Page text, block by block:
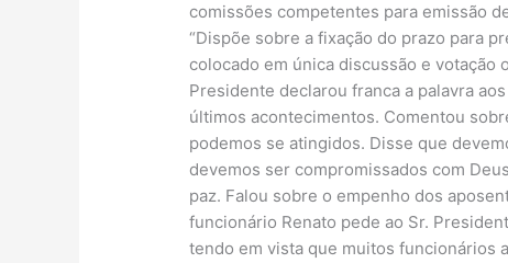
comissões competentes para emissão
“Dispõe sobre a fixação do prazo para
colocado em única discussão e votação
Presidente declarou franca a palavra
últimos acontecimentos. Comentou
podemos se atingidos. Disse que
devemos ser compromissados com
paz. Falou sobre o empenho dos
funcionário Renato pede ao Sr.
tendo em vista que muitos funcionários